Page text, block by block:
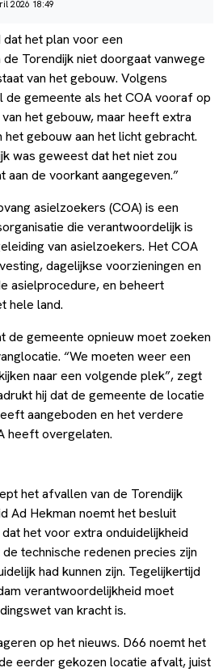
2026 18:49
het plan voor een
Torendijk niet doorgaat vanwege
van het gebouw. Volgens
de gemeente als het COA vooraf op
het gebouw, maar heeft extra
gebouw aan het licht gebracht.
was geweest dat het niet zou
aan de voorkant aangegeven.”
asielzoekers (COA) is een
die verantwoordelijk is
van asielzoekers. Het COA
dagelijkse voorzieningen en
asielprocedure, en beheert
hele land.
de gemeente opnieuw moet zoeken
“We moeten weer een
naar een volgende plek”, zegt
hij dat de gemeente de locatie
aangeboden en het verdere
heeft overgelaten.
het afvallen van de Torendijk
Ad Hekman noemt het besluit
het voor extra onduidelijkheid
technische redenen precies zijn
had kunnen zijn. Tegelijkertijd
verantwoordelijkheid moet
van kracht is.
op het nieuws. D66 noemt het
eerder gekozen locatie afvalt, juist